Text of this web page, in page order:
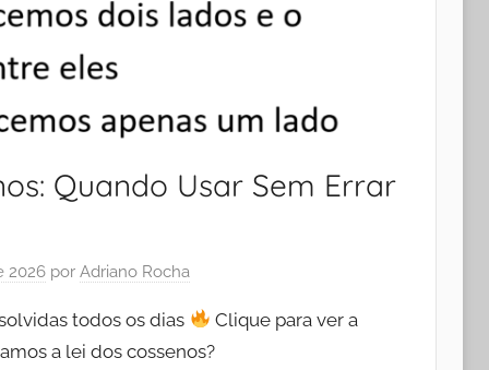
Quando Usar Sem Errar
2026 por Adriano Rocha
todos os dias
Clique para ver a
a lei dos cossenos?